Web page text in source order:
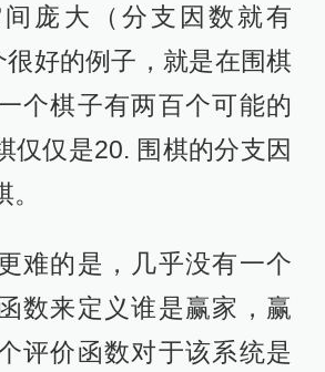
庞大（分支因数就有
很好的例子，就是在围棋
个棋子有两百个可能的
仅仅是20. 围棋的分支因
难的是，几乎没有一个
数来定义谁是赢家，赢
评价函数对于该系统是